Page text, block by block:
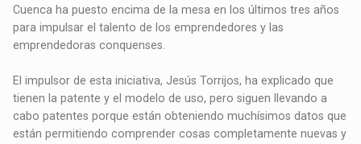
Cuenca ha puesto encima de la mesa en los últimos tres años
para impulsar el talento de los emprendedores y las
emprendedoras conquenses.
El impulsor de esta iniciativa, Jesús Torrijos, ha explicado que
tienen la patente y el modelo de uso, pero siguen llevando a
cabo patentes porque están obteniendo muchísimos datos que
están permitiendo comprender cosas completamente nuevas y